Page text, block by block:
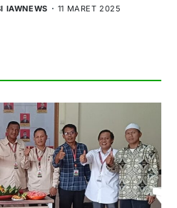
IAWNEWS 11 MARET 2025